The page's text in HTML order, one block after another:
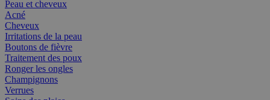
Peau et cheveux
Acné
Cheveux
Irritations de la peau
Boutons de fièvre
Traitement des poux
Ronger les ongles
Champignons
Verrues